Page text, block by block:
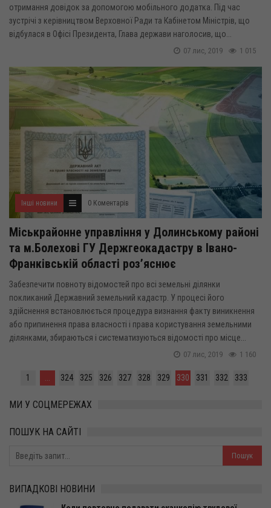
отримання довідок за допомогою мобільного додатка. Під час
зустрічі з керівництвом Верховної Ради та Кабінетом Міністрів, що
відбулася в Офісі Президента, Глава держави наголосив, що...
1 015
07 лис, 2019
Інші новини 0 Коментарів
Міськрайонне управління у Долинському районі
та м.Болехові ГУ Держгеокадастру в Івано-
Франківській області роз’яснює
Забезпечити повноту відомостей про всі земельні ділянки
покликаний Державний земельний кадастр. У процесі його
здійснення встановлюється процедура визнання факту виникнення
або припинення права власності і права користування земельними
ділянками, збираються і систематизуються відомості про місце...
1 160
07 лис, 2019
1 ... 324 325 326 327 328 329 330 331 332 333
МИ У СОЦМЕРЕЖАХ
ПОШУК НА САЙТІ
ВИПАДКОВІ НОВИНИ